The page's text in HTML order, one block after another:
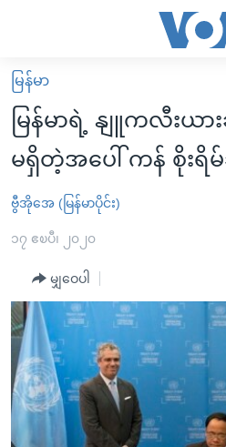
လွယ်ကူ
စေ
သည့်
Link
များ
ပင်မ
ကျော်
ကြည့်
ရန်
ပင်မ
အ
ညွန်း
မူလစာမျက်နှာ
မြန်မာ
ကမ္ဘာ့သတင်းများ
နိုင်ငံတကာ
အစ္စရေး-ပါလက်စတိုင်း
ဗွီဒီယို
အင်္ဂလိပ်စာလေ့လာမယ်
အမေရိကန်သုံးအီဒီယံ
မကြေးမုံရဲ့ အင်္ဂလိပ်စာ
ရုပ်ရှင်ထဲက အင်္ဂလိပ်စာ
သုတပဒေသာ အင်္ဂလိပ်စာ
အပတ်စဉ်ကဏ္ဍများ
ရေဒီယို
တီဗွီ
ရေဒီယိုနှင့်ရုပ်သံ အချက်အလက်မျ
ရေဒီယို/တီဗွီအစီအစဉ်
Learning English
မြန်မာ
မြန်မာရဲ့ နျူကလီးယာ
မရှိတဲ့အပေါ် ကန် စိုးရိ
ဗွီအိုအေ (မြန်မာပိုင်း)
၁၇ ဧၿပီ၊ ၂၀၂၀
မျှဝေပါ